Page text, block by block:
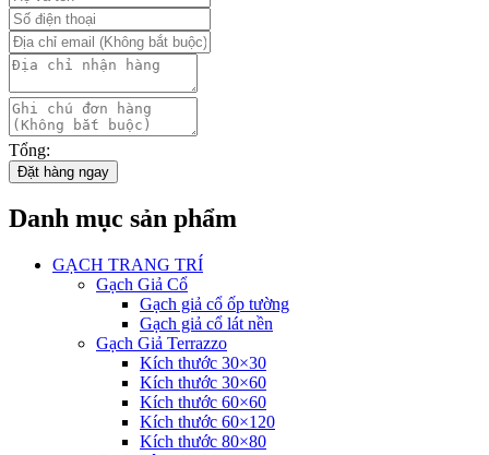
Tổng:
Đặt hàng ngay
Danh mục sản phẩm
GẠCH TRANG TRÍ
Gạch Giả Cổ
Gạch giả cổ ốp tường
Gạch giả cổ lát nền
Gạch Giả Terrazzo
Kích thước 30×30
Kích thước 30×60
Kích thước 60×60
Kích thước 60×120
Kích thước 80×80